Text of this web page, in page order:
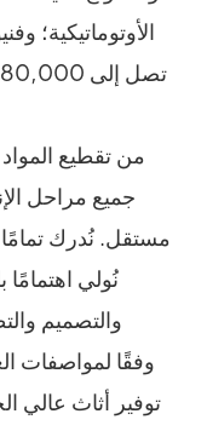
الأوتوماتيكية؛
من تقطيع
مستقل. نُدرك تمامًا
نُولي اهتمامًا
توفير أثاث عالي